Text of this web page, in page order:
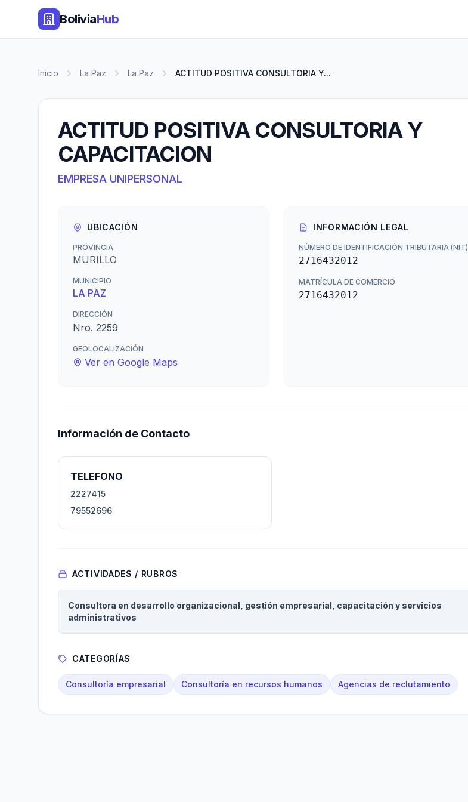
BoliviaHub
Inicio La Paz La Paz ACTITUD POSITIVA CONSULTORIA Y...
ACTITUD POSITIVA CONSULTORIA Y
CAPACITACION
EMPRESA UNIPERSONAL
UBICACIÓN
PROVINCIA
MURILLO
MUNICIPIO
LA PAZ
DIRECCIÓN
Nro. 2259
GEOLOCALIZACIÓN
Ver en Google Maps
INFORMACIÓN LEGAL
NÚMERO DE IDENTIFICACIÓN TRIBUTARIA (NIT)
2716432012
MATRÍCULA DE COMERCIO
2716432012
Información de Contacto
TELEFONO
2227415
79552696
ACTIVIDADES / RUBROS
Consultora en desarrollo organizacional, gestión empresarial, capacitación y servicios
administrativos
CATEGORÍAS
Consultoría empresarial Consultoría en recursos humanos Agencias de reclutamiento